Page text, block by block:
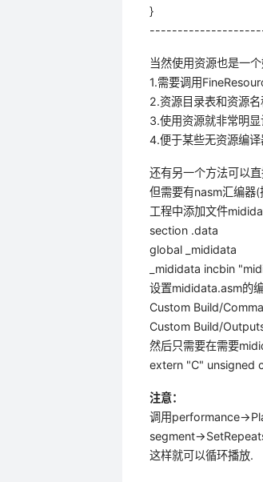
}
当然使用资源也是一
1.需要调用
2.资源目录表和资源
3.使用资源就非常明
4.便于某些无资源编
还有另一个方法可以
但需要有nasm汇编器
工程中添加文件
section .data
global _mididata
_mididata incbin
设置mididata.asm的
Custom Build/
Custom Build/
然后只需要在需要
extern "C" unsigned
注意：
调用performance-
segment-
这样就可以循环播放.